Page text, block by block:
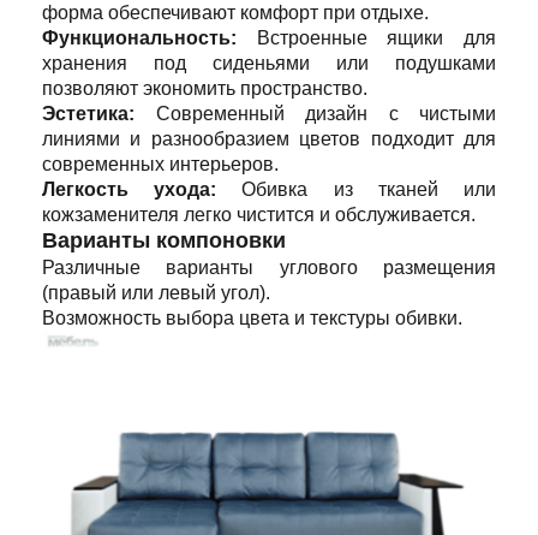
форма обеспечивают комфорт при отдыхе.
Функциональность: Встроенные ящики для
хранения под сиденьями или подушками
позволяют экономить пространство.
Эстетика: Современный дизайн с чистыми
линиями и разнообразием цветов подходит для
современных интерьеров.
Легкость ухода: Обивка из тканей или
кожзаменителя легко чистится и обслуживается.
Варианты компоновки
Различные варианты углового размещения
(правый или левый угол).
Возможность выбора цвета и текстуры обивки.